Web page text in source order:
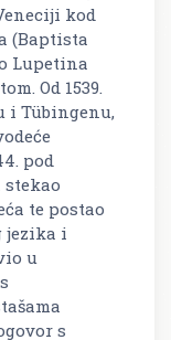
kod
(Baptista
Lupetina
Od 1539.
i Tübingenu,
pod
te postao
jezika i
u
s